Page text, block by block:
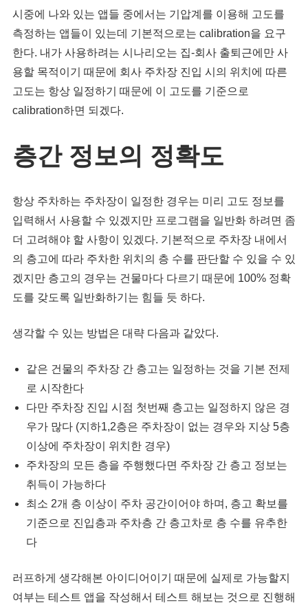
시중에 나와 있는 앱들 중에서는 기압계를 이용해 고도를
측정하는 앱들이 있는데 기본적으로는 calibration을 요구
한다. 내가 사용하려는 시나리오는 집-회사 출퇴근에만 사
용할 목적이기 때문에 회사 주차장 진입 시의 위치에 따른
고도는 항상 일정하기 때문에 이 고도를 기준으로
calibration하면 되겠다.
층간 정보의 정확도
항상 주차하는 주차장이 일정한 경우는 미리 고도 정보를
입력해서 사용할 수 있겠지만 프로그램을 일반화 하려면 좀
더 고려해야 할 사항이 있겠다. 기본적으로 주차장 내에서
의 층고에 따라 주차한 위치의 층 수를 판단할 수 있을 수 있
겠지만 층고의 경우는 건물마다 다르기 때문에 100% 정확
도를 갖도록 일반화하기는 힘들 듯 하다.
생각할 수 있는 방법은 대략 다음과 같았다.
같은 건물의 주차장 간 층고는 일정하는 것을 기본 전제
로 시작한다
다만 주차장 진입 시점 첫번째 층고는 일정하지 않은 경
우가 많다 (지하1,2층은 주차장이 없는 경우와 지상 5층
이상에 주차장이 위치한 경우)
주차장의 모든 층을 주행했다면 주차장 간 층고 정보는
취득이 가능하다
최소 2개 층 이상이 주차 공간이어야 하며, 층고 확보를
기준으로 진입층과 주차층 간 층고차로 층 수를 유추한
다
러프하게 생각해본 아이디어이기 때문에 실제로 가능할지
여부는 테스트 앱을 작성해서 테스트 해보는 것으로 진행해